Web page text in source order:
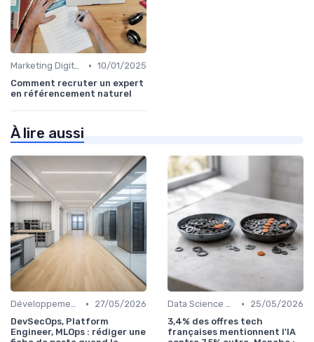
Marketing Digital et SEO • 10/01/2025
Comment recruter un expert
en référencement naturel
À lire aussi
Développement Web et Mobile •
27/05/2026
DevSecOps, Platform
Engineer, MLOps : rédiger une
Data Science et Analytique •
25/05/2026
3,4% des offres tech
françaises mentionnent l'IA